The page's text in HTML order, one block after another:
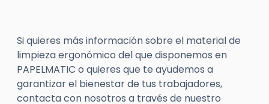
Si quieres más información sobre el material de
limpieza ergonómico del que disponemos en
PAPELMATIC o quieres que te ayudemos a
garantizar el bienestar de tus trabajadores,
contacta con nosotros a través de nuestro